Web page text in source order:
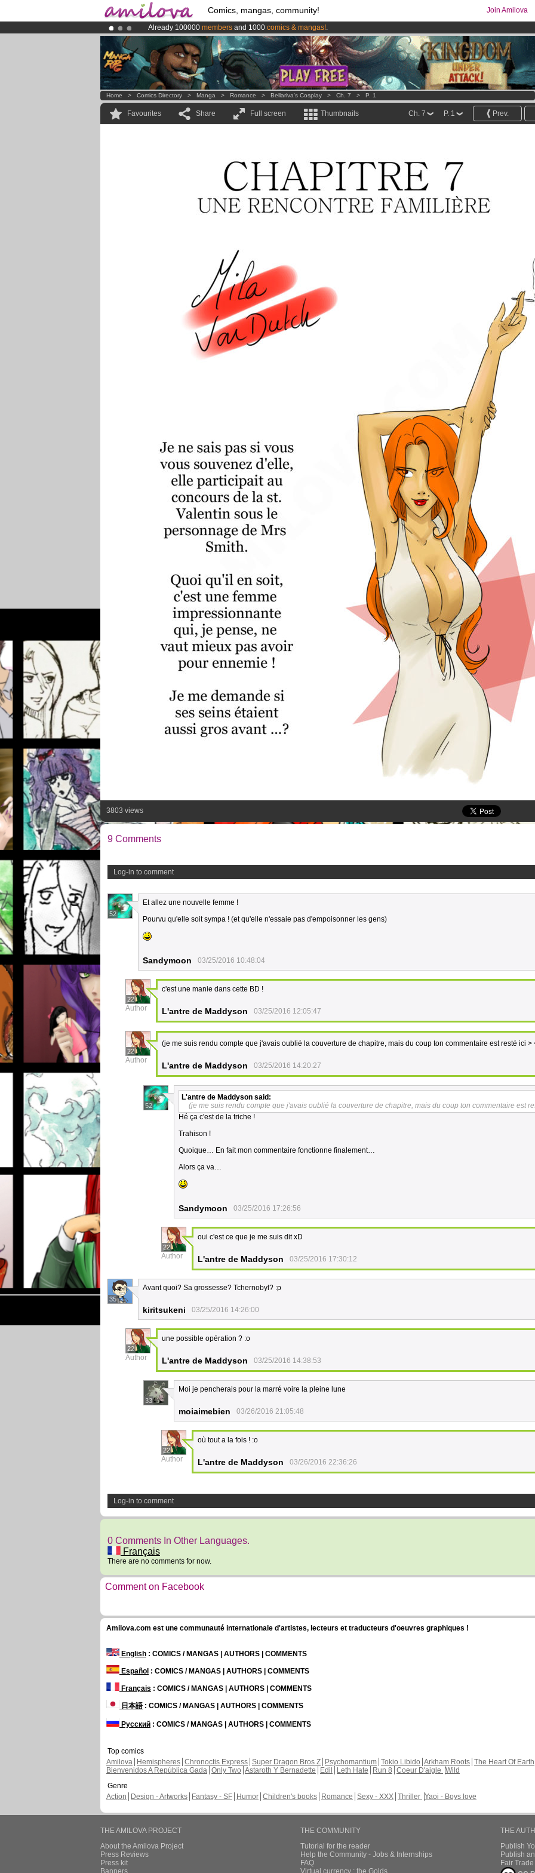
Comics, mangas, community! Join Amilova
Already 100000 members and 1000 comics & mangas!.
Premium membership from3.95 eurosper month !Get membership now
AmilovaKickstarter is now LIVE!.
Home > Comics Directory > Manga > Romance > Bellariva's Cosplay > Ch. 7 > P. 1
Favourites Share Full screen Thumbnails Prev.
P. 1
Ch. 7
3803 views
9 Comments
Log-in to comment
52
Et allez une nouvelle femme !
Pourvu qu'elle soit sympa ! (et qu'elle n'essaie pas d'empoisonner les gens)
Sandymoon 03/25/2016 10:48:04
22
Author
c'est une manie dans cette BD !
L'antre de Maddyson 03/25/2016 12:05:47
22
Author
(je me suis rendu compte que j'avais oublié la couverture de chapitre, mais du coup ton commentaire est resté ici >
L'antre de Maddyson 03/25/2016 14:20:27
52
L'antre de Maddyson said:
(je me suis rendu compte que j'avais oublié la couverture de chapitre, mais du coup ton commentaire est
Hé ça c'est de la triche !
Trahison !
Quoique… En fait mon commentaire fonctionne finalement…
Alors ça va…
Sandymoon 03/25/2016 17:26:56
22
Author
oui c'est ce que je me suis dit xD
L'antre de Maddyson 03/25/2016 17:30:12
35
Avant quoi? Sa grossesse? Tchernobyl? :p
kiritsukeni 03/25/2016 14:26:00
22
Author
une possible opération ? :o
L'antre de Maddyson 03/25/2016 14:38:53
33
Moi je pencherais pour la marré voire la pleine lune
moiaimebien 03/26/2016 21:05:48
22
Author
où tout a la fois ! :o
L'antre de Maddyson 03/26/2016 22:36:26
Log-in to comment
0 Comments In Other Languages.
Français
There are no comments for now.
Comment on Facebook
Amilova.com est une communauté internationale d'artistes, lecteurs et traducteurs d'oeuvres graphiques !
English : COMICS / MANGAS | AUTHORS | COMMENTS
Español : COMICS / MANGAS | AUTHORS | COMMENTS
Français : COMICS / MANGAS | AUTHORS | COMMENTS
日本語: COMICS / MANGAS | AUTHORS | COMMENTS
Русский : COMICS / MANGAS | AUTHORS | COMMENTS
Top comics
Amilova
Hemispheres Chronoctis Express Super Dragon Bros Z Psychomantium Tokio Libido Arkham Roots The Heart Of Earth
Bienvenidos A República Gada Only Two Astaroth Y Bernadette Edil Leth Hate Run 8 Coeur D'aigle Wild
Genre
Action
Design - Artworks Fantasy - SF Humor Children's books Romance Sexy - XXX Thriller Yaoi - Boys love
THE AMILOVA PROJECT
About the Amilova Project
Press Reviews
Press kit
Banners
THE COMMUNITY
Tutorial for the reader
Help the Community - Jobs & Internships
FAQ
Virtual currency : the Golds
THE
Publish
Publish
Fair